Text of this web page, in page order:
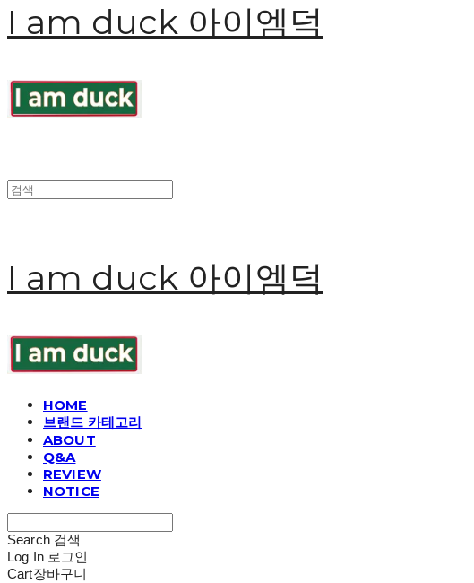
I am duck 아이엠덕
I am duck 아이엠덕
HOME
브랜드 카테고리
ABOUT
Q&A
REVIEW
NOTICE
Search 검색
Log In 로그인
Cart장바구니